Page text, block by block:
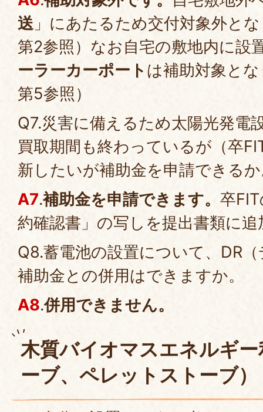
送」にあたるため交付対象外と
第2参照）なお自宅の敷地内に設
ーラーカーポート は補助対象と
第5参照）
Q7.災害に備えるため太陽光発電
買取期間も終わっているが（卒
新したいが補助金を申請できる
A7.補助金を申請できます。 卒
約確認書」の写しを提出書類に
Q8.蓄電池の設置について、DR
補助金との併用はできますか。
A8.併用できません。
木質バイオマスエネルギ
ーブ、ペレットストーブ）